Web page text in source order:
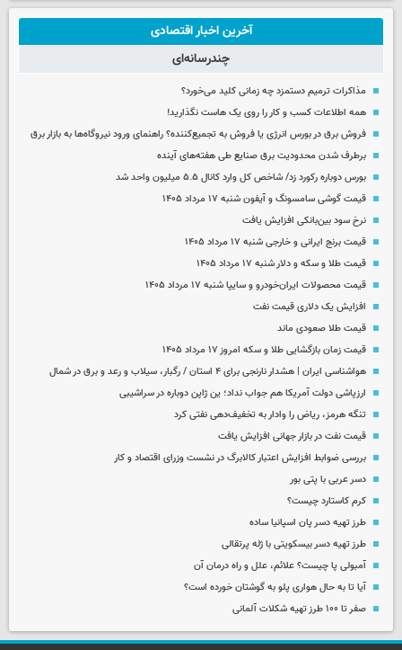
آخرین اخبار اقتصادی
چندرسانه‌ای
مذاکرات ترمیم دستمزد چه زمانی کلید می‌خورد؟
همه اطلاعات کسب‌ و کار را روی یک هاست نگذارید!
فروش برق در بورس انرژی یا فروش به تجمیع‌کننده؟ راهنمای ورود نیروگاه‌ها به بازار برق
برطرف شدن محدودیت‌ برق صنایع طی هفته‌های آینده
بورس دوباره رکورد زد/ شاخص کل وارد کانال ۵.۵ میلیون واحد شد
قیمت گوشی سامسونگ و آیفون شنبه ۱۷ مرداد ۱۴۰۵
نرخ سود بین‌بانکی افزایش یافت
قیمت برنج ایرانی و خارجی شنبه ۱۷ مرداد ۱۴۰۵
قیمت طلا و سکه و دلار شنبه ۱۷ مرداد ۱۴۰۵
قیمت محصولات ایران‌خودرو و سایپا شنبه ۱۷ مرداد ۱۴۰۵
افزایش یک دلاری قیمت نفت
قیمت طلا صعودی ماند
قیمت زمان بازگشایی طلا و سکه امروز ۱۷ مرداد ۱۴۰۵
هواشناسی ایران | هشدار نارنجی برای ۴ استان / رگبار، سیلاب و رعد و برق در شمال
ارزپاشی دولت آمریکا هم جواب نداد؛ ین ژاپن دوباره در سراشیبی
تنگه هرمز، ریاض را وادار به تخفیف‌دهی نفتی کرد
قیمت نفت در بازار جهانی افزایش یافت
بررسی ضوابط افزایش اعتبار کالابرگ در نشست وزرای اقتصاد و کار
دسر عربی با پتی بور
کرم کاستارد چیست؟
طرز تهیه دسر پان اسپانیا ساده
طرز تهیه دسر بیسکویتی با ژله پرتقالی
آمبولی پا چیست؟ علائم، علل و راه درمان آن
آیا تا به حال هواری پلو به گوشتان خورده است؟
صفر تا ۱۰۰ طرز تهیه شکلات آلمانی